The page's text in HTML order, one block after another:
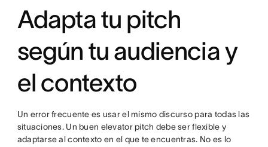
Adapta tu pitch
según tu audiencia y
el contexto
Un error frecuente es usar el mismo discurso para todas las
situaciones. Un buen elevator pitch debe ser flexible y
adaptarse al contexto en el que te encuentras. No es lo